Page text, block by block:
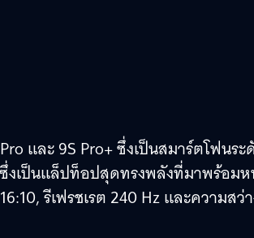
และ 9S Pro+ ซึ่งเป็นสมาร์ตโฟนระ
งเป็นแล็ปท็อปสุดทรงพลังที่มาพร้อม
รีเฟรชเรต 240 Hz และความสว่